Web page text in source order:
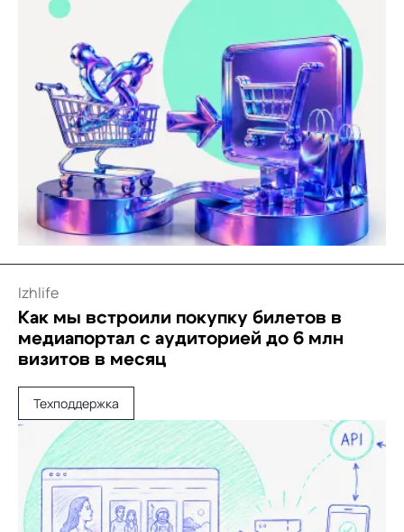
Izhlife
Как мы встроили покупку билетов в
медиапортал с аудиторией до 6 млн
визитов в месяц
Техподдержка